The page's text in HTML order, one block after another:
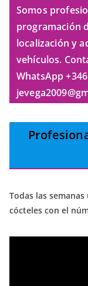
Somos
programación
localización y
vehículos.
WhatsApp
Todas las
cócteles con el